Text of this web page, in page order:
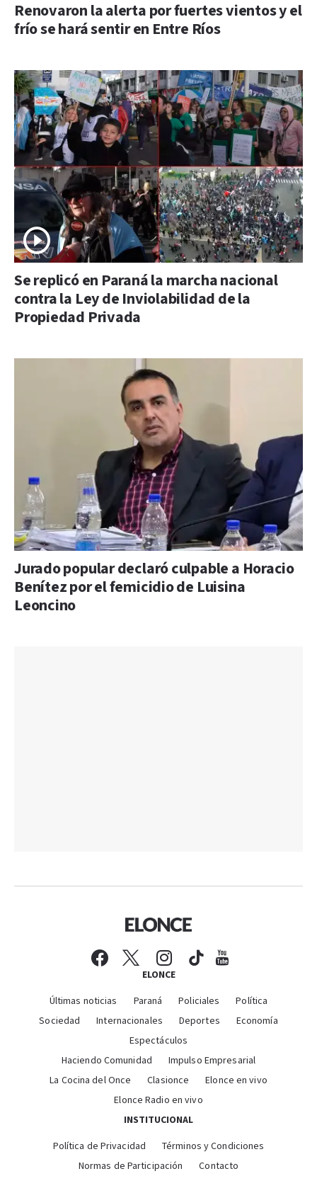
Renovaron la alerta por fuertes vientos y el
frío se hará sentir en Entre Ríos
Se replicó en Paraná la marcha nacional
contra la Ley de Inviolabilidad de la
Propiedad Privada
Jurado popular declaró culpable a Horacio
Benítez por el femicidio de Luisina
Leoncino
ELONCE
Últimas noticias Paraná Policiales
Política
Sociedad
Internacionales Deportes
Economía
Espectáculos
Haciendo Comunidad
Impulso Empresarial
La Cocina del Once
Clasionce
Elonce en vivo
Elonce Radio en vivo
INSTITUCIONAL
Política de Privacidad
Términos y Condiciones
Normas de Participación
Contacto